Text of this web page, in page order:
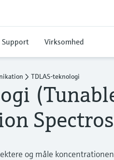
Support Virksomhed
TDLAS-teknologi
og måle